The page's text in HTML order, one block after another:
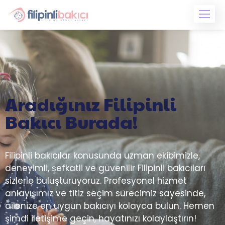
Aradığınız Filipinli
Bakıcı Burada!
Filipinli bakıcılar konusunda uzman ekibimizle,
deneyimli, şefkatli ve güvenilir Filipinli bakıcıları
sizlerle buluşturuyoruz. Profesyonel hizmet
anlayışımız ve titiz seçim sürecimiz sayesinde,
ailenize en uygun bakıcıyı kolayca bulun. Hemen
şimdi iletişime geçin, hayatınızı kolaylaştırın!